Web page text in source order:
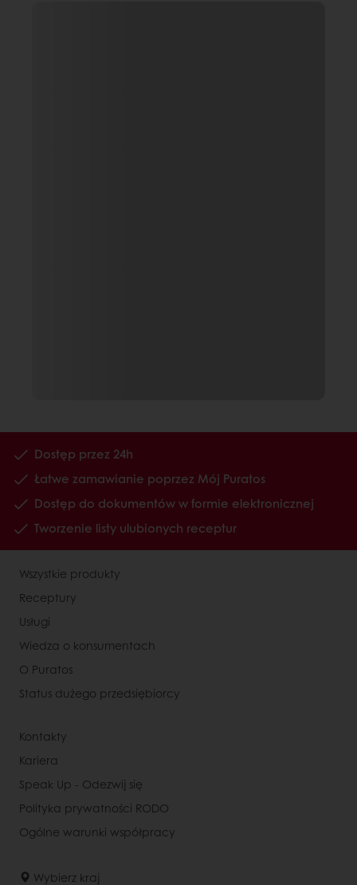
Dostęp przez 24h
Łatwe zamawianie poprzez Mój Puratos
Dostęp do dokumentów w formie elektronicznej
Tworzenie listy ulubionych receptur
Wszystkie produkty
Receptury
Usługi
Wiedza o konsumentach
O Puratos
Status dużego przedsiębiorcy
Kontakty
Kariera
Speak Up - Odezwij się
Polityka prywatności RODO
Ogólne warunki współpracy
Wybierz kraj